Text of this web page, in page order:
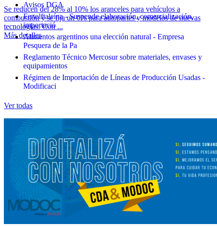
Se reducen del 28% al 10% los aranceles para vehículos a
combustión y se fija un 0% para autopartes y modelos de nuevas
tecnologías. Con ...
Más detalles
Avisos DGA
Fenolftaleína - Suspende elaboración, comercialización,
importació
Alimentos argentinos una elección natural - Empresa
Pesquera de la Pa
Reglamento Técnico Mercosur sobre materiales, envases y
equipamientos
Régimen de Importación de Líneas de Producción Usadas -
Modificaci
Ver todas